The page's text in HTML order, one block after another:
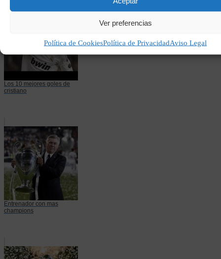
Ver preferencias
Política de CookiesPolítica de PrivacidadAviso Legal
Los 10 mejores goles de
cristiano
Entrenador con mas
champions